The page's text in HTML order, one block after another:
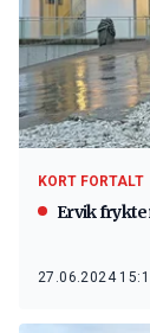
KORT FORTALT
Ervik
27.06.2024